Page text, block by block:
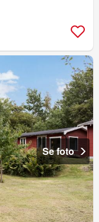
Se foto